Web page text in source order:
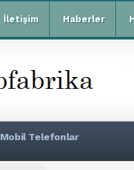
İletişim Haberler
Mobil Telefonlar